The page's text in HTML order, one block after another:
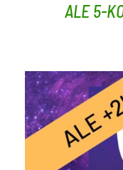
ALE 5-